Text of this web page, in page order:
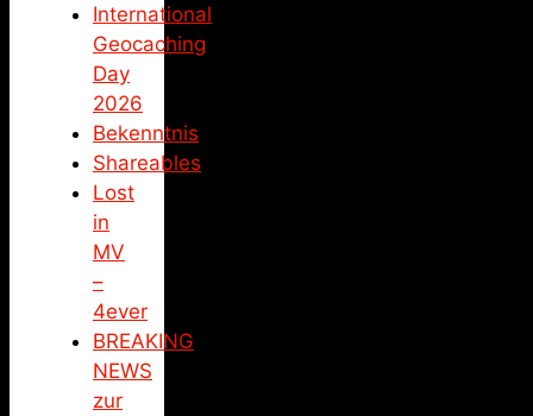
International
Geocaching
Day
2026
Bekenntnis
Shareables
Lost
in
MV
–
4ever
BREAKING
NEWS
zur